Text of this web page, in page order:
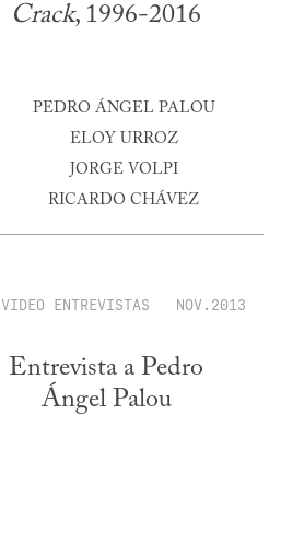
Crack, 1996-2016
PEDRO ÁNGEL PALOU
ELOY URROZ
JORGE VOLPI
RICARDO CHÁVEZ
VIDEO ENTREVISTAS NOV.2013
Entrevista a Pedro
Ángel Palou